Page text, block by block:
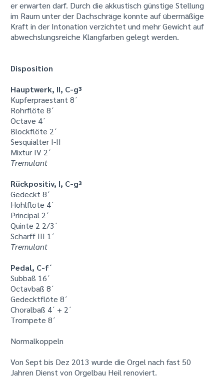
er erwarten darf. Durch die akkustisch günstige Stellung
im Raum unter der Dachschräge konnte auf übermäßige
Kraft in der Intonation verzichtet und mehr Gewicht auf
abwechslungsreiche Klangfarben gelegt werden.
Disposition
Hauptwerk, II, C-g³
Kupferpraestant 8´
Rohrflöte 8´
Octave 4´
Blockflöte 2´
Sesquialter I-II
Mixtur IV 2´
Tremulant
Rückpositiv, I, C-g³
Gedeckt 8´
Hohlflöte 4´
Principal 2´
Quinte 2 2/3´
Scharff III 1´
Tremulant
Pedal, C-f´
Subbaß 16´
Octavbaß 8´
Gedecktflöte 8´
Choralbaß 4´ + 2´
Trompete 8´
Normalkoppeln
Von Sept bis Dez 2013 wurde die Orgel nach fast 50
Jahren Dienst von Orgelbau Heil renoviert.